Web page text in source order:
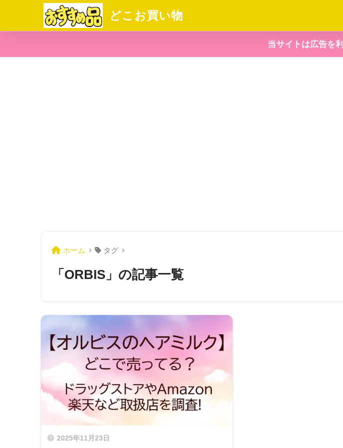
どこお買い物
当サイトは広告を
ホーム タグ
「ORBIS」の記事一覧
2025年11月23日